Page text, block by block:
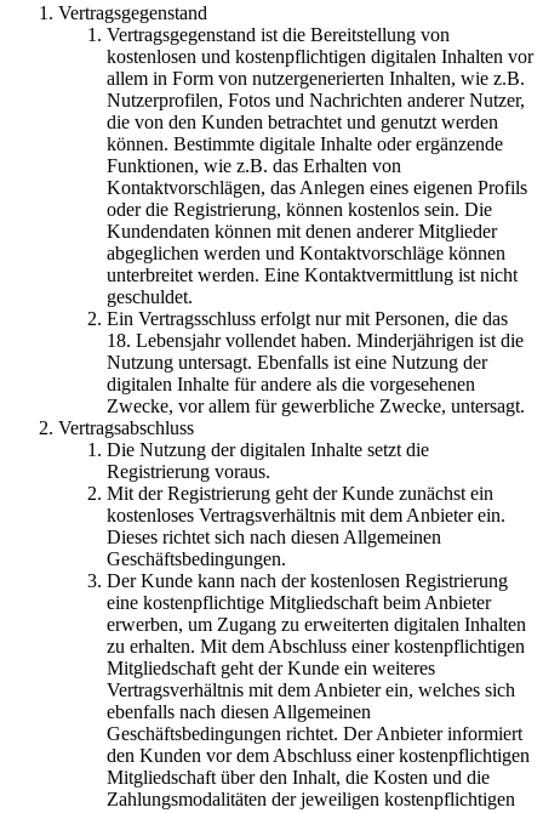
Vertragsgegenstand
Vertragsgegenstand ist die Bereitstellung von
kostenlosen und kostenpflichtigen digitalen Inhalten vor
allem in Form von nutzergenerierten Inhalten, wie z.B.
Nutzerprofilen, Fotos und Nachrichten anderer Nutzer,
die von den Kunden betrachtet und genutzt werden
können. Bestimmte digitale Inhalte oder ergänzende
Funktionen, wie z.B. das Erhalten von
Kontaktvorschlägen, das Anlegen eines eigenen Profils
oder die Registrierung, können kostenlos sein. Die
Kundendaten können mit denen anderer Mitglieder
abgeglichen werden und Kontaktvorschläge können
unterbreitet werden. Eine Kontaktvermittlung ist nicht
geschuldet.
Ein Vertragsschluss erfolgt nur mit Personen, die das
18. Lebensjahr vollendet haben. Minderjährigen ist die
Nutzung untersagt. Ebenfalls ist eine Nutzung der
digitalen Inhalte für andere als die vorgesehenen
Zwecke, vor allem für gewerbliche Zwecke, untersagt.
Vertragsabschluss
Die Nutzung der digitalen Inhalte setzt die
Registrierung voraus.
Mit der Registrierung geht der Kunde zunächst ein
kostenloses Vertragsverhältnis mit dem Anbieter ein.
Dieses richtet sich nach diesen Allgemeinen
Geschäftsbedingungen.
Der Kunde kann nach der kostenlosen Registrierung
eine kostenpflichtige Mitgliedschaft beim Anbieter
erwerben, um Zugang zu erweiterten digitalen Inhalten
zu erhalten. Mit dem Abschluss einer kostenpflichtigen
Mitgliedschaft geht der Kunde ein weiteres
Vertragsverhältnis mit dem Anbieter ein, welches sich
ebenfalls nach diesen Allgemeinen
Geschäftsbedingungen richtet. Der Anbieter informiert
den Kunden vor dem Abschluss einer kostenpflichtigen
Mitgliedschaft über den Inhalt, die Kosten und die
Zahlungsmodalitäten der jeweiligen kostenpflichtigen